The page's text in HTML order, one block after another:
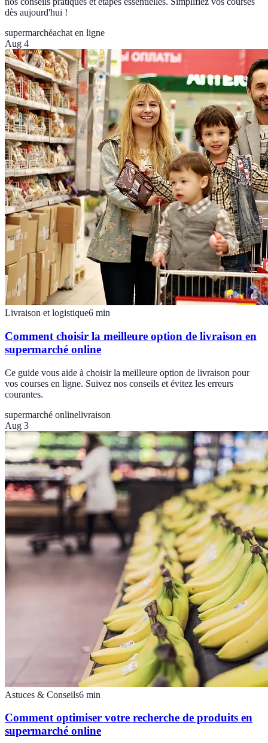
dès aujourd'hui !
supermarchéachat en ligne
Aug 4
Livraison et logistique6 min
Comment choisir la meilleure option de livraison en
supermarché online
Ce guide vous aide à choisir la meilleure option de livraison pour
vos courses en ligne. Suivez nos conseils et évitez les erreurs
courantes.
supermarché onlinelivraison
Aug 3
Astuces & Conseils6 min
Comment optimiser votre recherche de produits en
supermarché online